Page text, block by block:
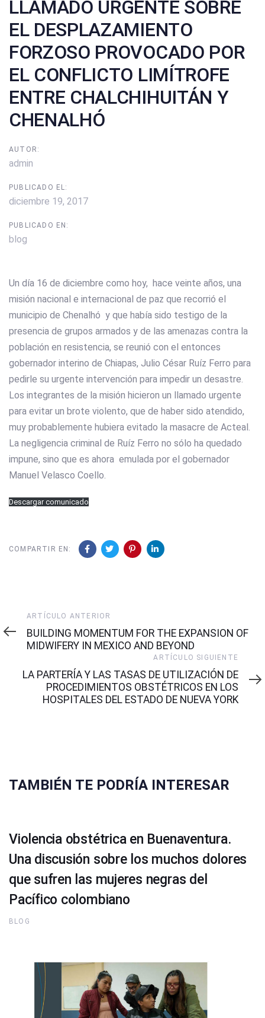
LLAMADO URGENTE SOBRE
EL DESPLAZAMIENTO
FORZOSO PROVOCADO POR
EL CONFLICTO LIMÍTROFE
ENTRE CHALCHIHUITÁN Y
CHENALHÓ
AUTOR:
admin
PUBLICADO EL:
diciembre 19, 2017
PUBLICADO EN:
blog
Un día 16 de diciembre como hoy, hace veinte años, una
misión nacional e internacional de paz que recorrió el
municipio de Chenalhó y que había sido testigo de la
presencia de grupos armados y de las amenazas contra la
población en resistencia, se reunió con el entonces
gobernador interino de Chiapas, Julio César Ruíz Ferro para
pedirle su urgente intervención para impedir un desastre.
Los integrantes de la misión hicieron un llamado urgente
para evitar un brote violento, que de haber sido atendido,
muy probablemente hubiera evitado la masacre de Acteal.
La negligencia criminal de Ruíz Ferro no sólo ha quedado
impune, sino que es ahora emulada por el gobernador
Manuel Velasco Coello.
Descargar comunicado
COMPARTIR EN:
Artículo
Anterior
ARTÍCULO ANTERIOR
BUILDING MOMENTUM FOR THE EXPANSION OF
MIDWIFERY IN MEXICO AND BEYOND
Siguiente
ARTÍCULO SIGUIENTE
LA PARTERÍA Y LAS TASAS DE UTILIZACIÓN DE
PROCEDIMIENTOS OBSTÉTRICOS EN LOS
HOSPITALES DEL ESTADO DE NUEVA YORK
TAMBIÉN TE PODRÍA INTERESAR
Violencia obstétrica en Buenaventura.
Una discusión sobre los muchos dolores
que sufren las mujeres negras del
Pacífico colombiano
BLOG